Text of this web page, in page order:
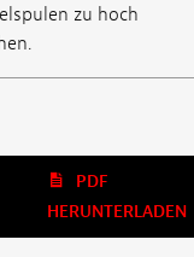
zu hoch
PDF
HERUNTERLADEN